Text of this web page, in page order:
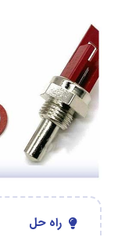
راه حل